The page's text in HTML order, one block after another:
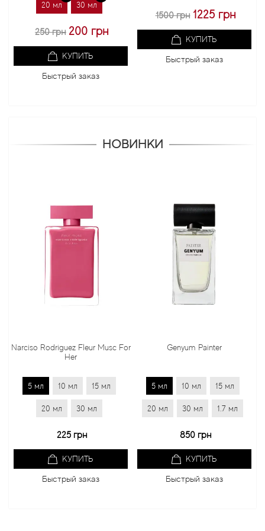
30 мл
250 грн 200 грн
КУПИТЬ
Быстрый заказ
1500 грн 1225 грн
КУПИТЬ
Быстрый заказ
НОВИНКИ
Rodriguez Fleur Musc For
10 мл 15 мл
20 мл 30 мл
225 грн
КУПИТЬ
Быстрый заказ
Genyum Painter
10 мл 15 мл
20 мл 30 мл 1.7 мл
850 грн
КУПИТЬ
Быстрый заказ